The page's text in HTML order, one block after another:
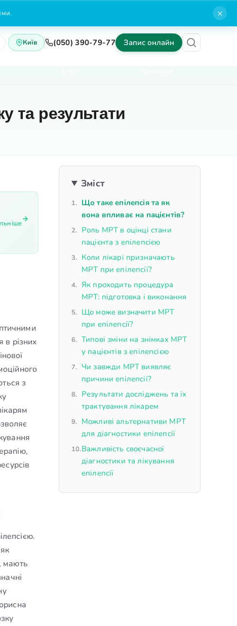
×
Київ (050) 390-79-77 Запис онлайн
та результати
різних
з
мають
Зміст
Що таке епілепсія та як
вона впливає на пацієнтів?
Роль МРТ в оцінці стани
пацієнта з епілепсією
Коли лікарі призначають
МРТ при епілепсії?
Як проходить процедура
МРТ: підготовка і виконання
Що може визначити МРТ
при епілепсії?
Типові зміни на знімках МРТ
у пацієнтів з епілепсією
Чи завжди МРТ виявляє
причини епілепсії?
Результати досліджень та їх
трактування лікарем
Можливі альтернативи МРТ
для діагностики епілепсії
Важливість своєчасної
діагностики та лікування
епілепсії